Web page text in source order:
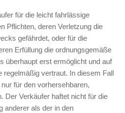
für die leicht fahrlässige
Pflichten, deren Verletzung die
gefährdet, oder für die
Erfüllung die ordnungsgemäße
überhaupt erst ermöglicht und auf
regelmäßig vertraut. In diesem Fall
für den vorhersehbaren,
Der Verkäufer haftet nicht für die
anderer als der in den